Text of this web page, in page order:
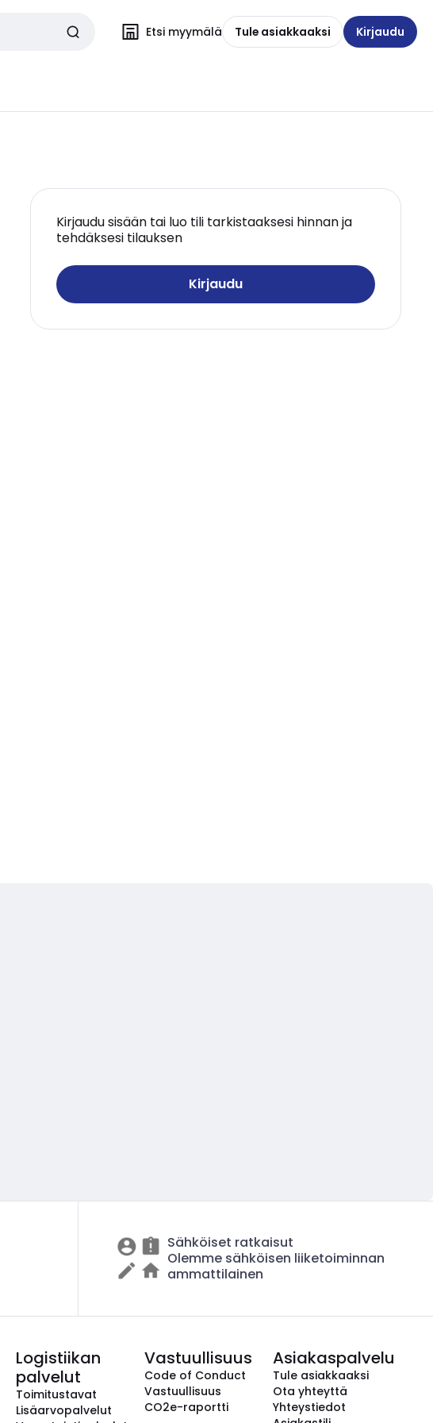
Etsi myymälä Tule asiakkaaksi Kirjaudu
Kirjaudu sisään tai luo tili tarkistaaksesi hinnan ja
tehdäksesi tilauksen
Kirjaudu
Sähköiset ratkaisut
Olemme sähköisen liiketoiminnan
ammattilainen
Logistiikan
palvelut
Toimitustavat
Lisäarvopalvelut
Vastuullisuus
Code of Conduct
Vastuullisuus
CO2e-raportti
Asiakaspalvelu
Tule asiakkaaksi
Ota yhteyttä
Yhteystiedot